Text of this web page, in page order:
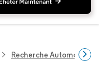
Recherche Automobile